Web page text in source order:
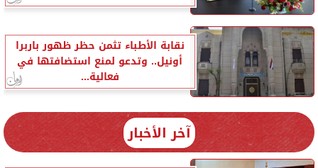
نقابة الأطباء تثمن حظر ظهور باربرا
أونيل.. وتدعو لمنع استضافتها في
فعالية...
آخر الأخبار